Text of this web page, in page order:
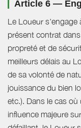
Article 6 —
Le Loueur s'engage
présent contrat
propreté et de
meilleurs délais au
de sa volonté de
jouissance du bien
etc.). Dans le cas
influence majeure